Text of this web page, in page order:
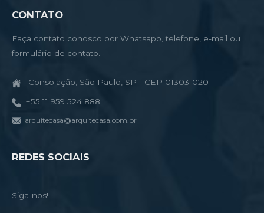
CONTATO
Faça contato conosco por Whatsapp, telefone, e-mail ou
formulário de contato.
Consolação, São Paulo, SP - CEP 01303-020
+55 11 959 524 888
arquitecasa@arquitecasa.com.br
REDES SOCIAIS
Siga-nos!